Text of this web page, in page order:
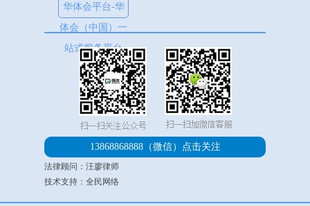
华体会平台-华
体会（中国）一
站式服务平台
13868868888（微信） 点击关注
法律顾问：汪廖律师
技术支持：全民网络